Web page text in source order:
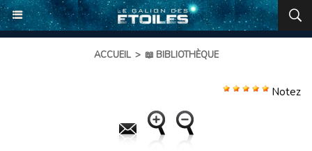
ACCUEIL > 📖 BIBLIOTHÈQUE
Notez